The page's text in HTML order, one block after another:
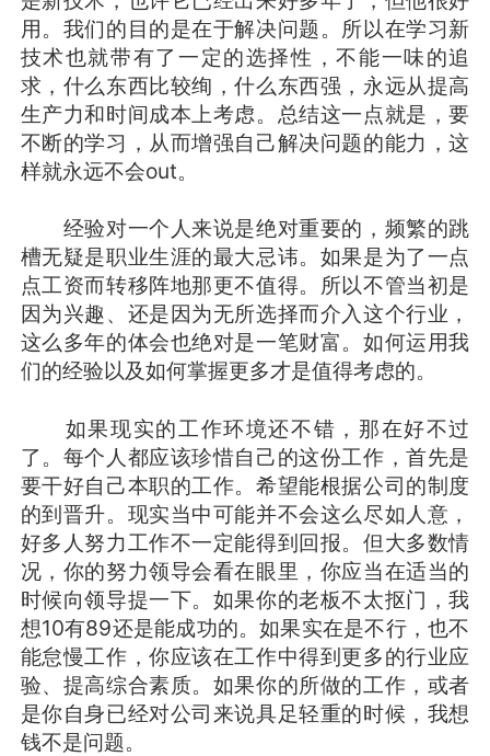
用。我们的目的是在于解决问题。所以在学习新
技术也就带有了一定的选择性，不能一味的追
求，什么东西比较绚，什么东西强，永远从提高
生产力和时间成本上考虑。总结这一点就是，要
不断的学习，从而增强自己解决问题的能力，这
样就永远不会out。
经验对一个人来说是绝对重要的，频繁的跳
槽无疑是职业生涯的最大忌讳。如果是为了一点
点工资而转移阵地那更不值得。所以不管当初是
因为兴趣、还是因为无所选择而介入这个行业，
这么多年的体会也绝对是一笔财富。如何运用我
们的经验以及如何掌握更多才是值得考虑的。
如果现实的工作环境还不错，那在好不过
了。每个人都应该珍惜自己的这份工作，首先是
要干好自己本职的工作。希望能根据公司的制度
的到晋升。现实当中可能并不会这么尽如人意，
好多人努力工作不一定能得到回报。但大多数情
况，你的努力领导会看在眼里，你应当在适当的
时候向领导提一下。如果你的老板不太抠门，我
想10有89还是能成功的。如果实在是不行，也不
能怠慢工作，你应该在工作中得到更多的行业应
验、提高综合素质。如果你的所做的工作，或者
是你自身已经对公司来说具足轻重的时候，我想
钱不是问题。